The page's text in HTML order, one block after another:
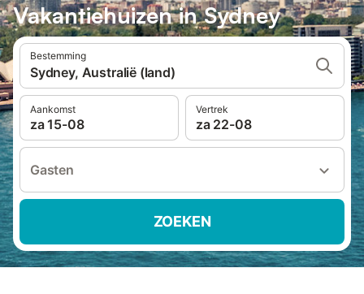
Vakantiehuizen in Sydney
Bestemming
Sydney, Australië (land)
Aankomst
za 15-08
Vertrek
za 22-08
Gasten
ZOEKEN